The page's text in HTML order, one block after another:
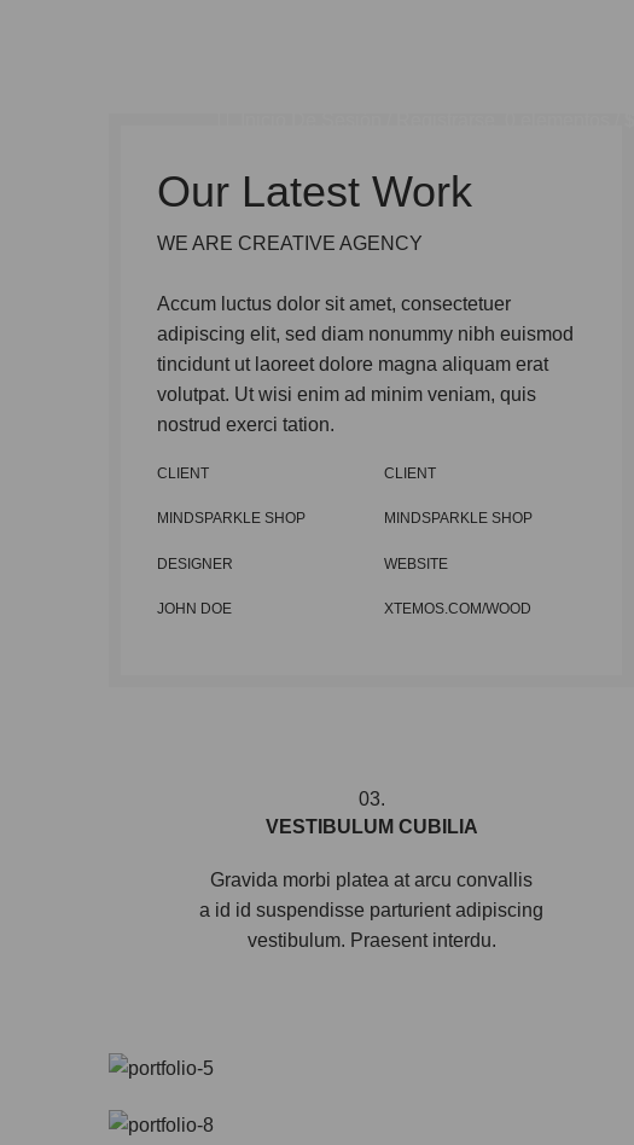
Our Latest Work
WE ARE CREATIVE AGENCY
Accum luctus dolor sit amet, consectetuer
adipiscing elit, sed diam nonummy nibh euismod
tincidunt ut laoreet dolore magna aliquam erat
volutpat. Ut wisi enim ad minim veniam, quis
nostrud exerci tation.
CLIENT
MINDSPARKLE SHOP
CLIENT
MINDSPARKLE SHOP
DESIGNER
JOHN DOE
WEBSITE
XTEMOS.COM/WOOD
03.
VESTIBULUM CUBILIA
Gravida morbi platea at arcu convallis
a id id suspendisse parturient adipiscing
vestibulum. Praesent interdu.